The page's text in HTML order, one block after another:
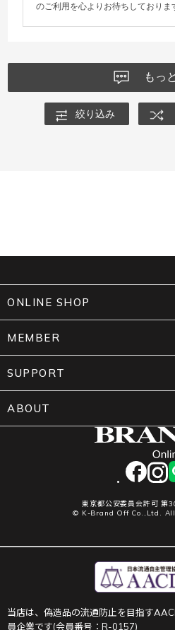
のご利用を心よりお待ちしておりま
もっ
絞り込み
facebook
東京都公安委員会許可 第
© K-Brand Off Co.,Ltd.
ONLINE SHOP
MEMBER
SUPPORT
ABOUT
当店は、偽造品の流通防止を目指す
員企業です(会員番号：R-0157)